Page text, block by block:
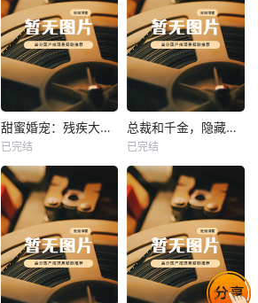
热播
未知
甜蜜婚宠：残疾大佬夜夜撩
已完结
热播
未知
总裁和千金，隐藏身份闪婚了
已完结